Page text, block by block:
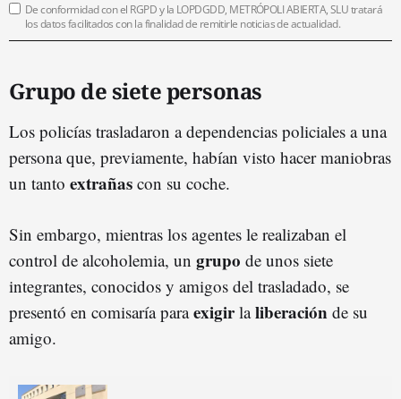
De conformidad con el RGPD y la LOPDGDD, METRÓPOLI ABIERTA, SLU tratará
los datos facilitados con la finalidad de remitirle noticias de actualidad.
Grupo de siete personas
Los policías trasladaron a dependencias policiales a una
persona que, previamente, habían visto hacer maniobras
un tanto extrañas con su coche.
Sin embargo, mientras los agentes le realizaban el
control de alcoholemia, un grupo de unos siete
integrantes, conocidos y amigos del trasladado, se
presentó en comisaría paraexigirlaliberación de su
amigo.